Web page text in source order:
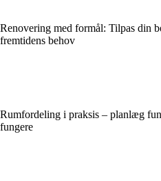
Renovering med formål: Tilpas din
fremtidens behov
Rumfordeling i praksis – planlæg
fungere